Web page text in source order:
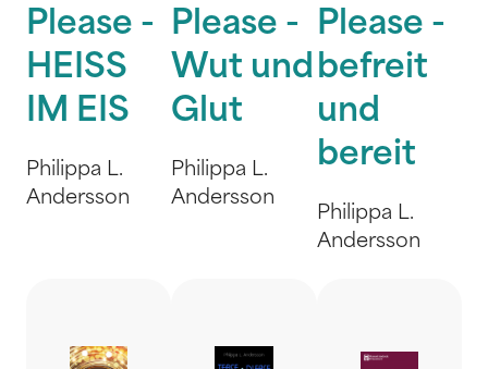
Please -
HEISS
IM EIS
Philippa L.
Andersson
Please -
Wut und
Glut
Philippa L.
Andersson
Please -
befreit
und
bereit
Philippa L.
Andersson